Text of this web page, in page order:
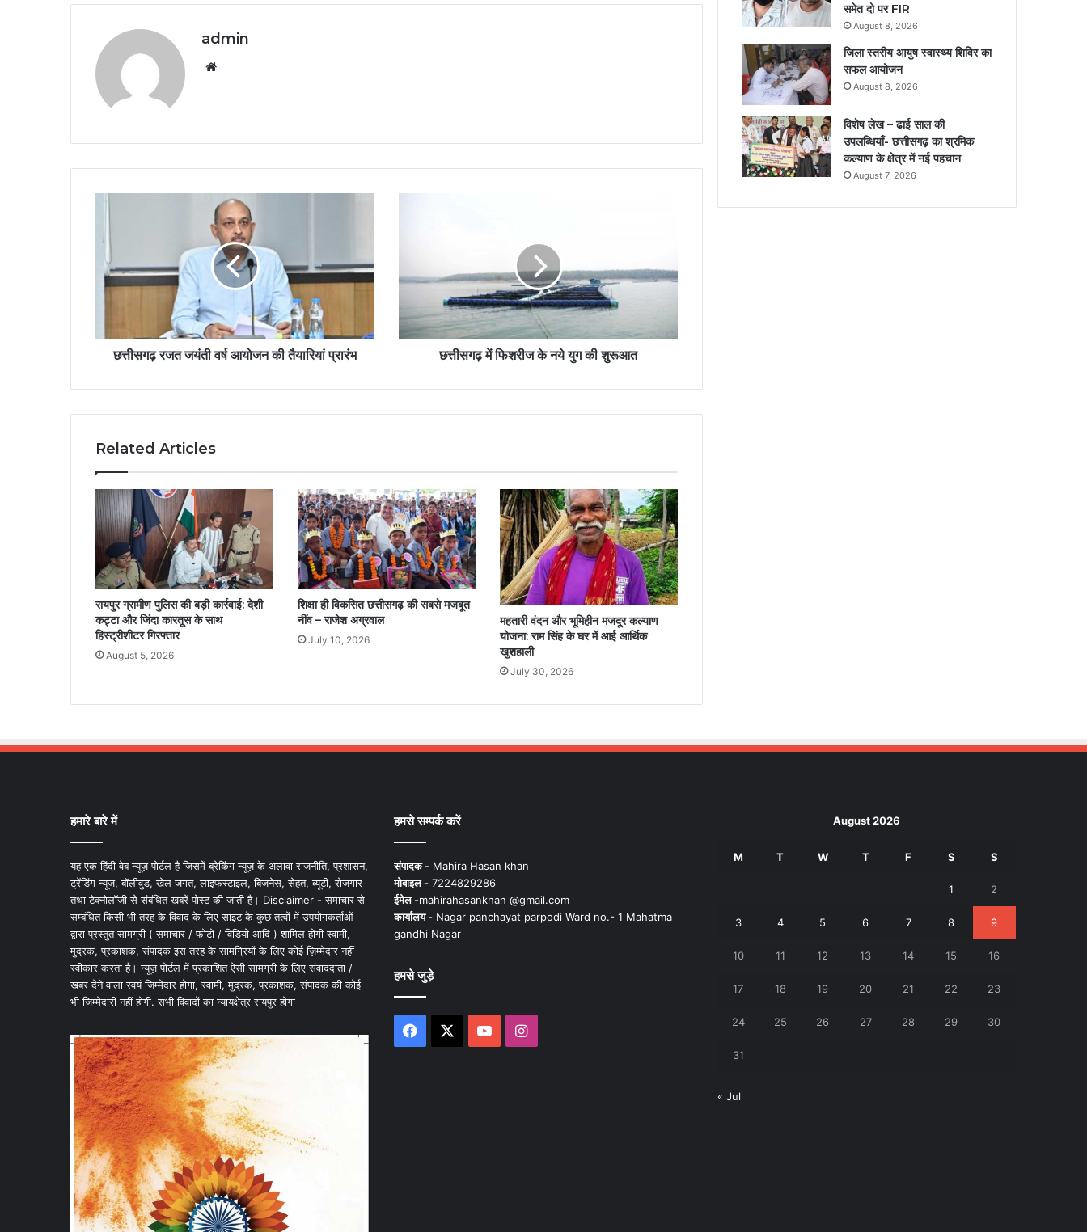
admin
छत्तीसगढ़ रजत जयंती वर्ष आयोजन की तैयारियां प्रारंभ छत्तीसगढ़ में फिशरीज के नये युग की शुरूआत
Related Articles
रायपुर ग्रामीण पुलिस की बड़ी कार्रवाई: देशी
कट्टा और जिंदा कारतूस के साथ
हिस्ट्रीशीटर गिरफ्तार
August 5, 2026
शिक्षा ही विकसित छत्तीसगढ़ की सबसे मजबूत
नींव – राजेश अग्रवाल
July 10, 2026
महतारी वंदन और भूमिहीन मजदूर कल्याण
योजना: राम सिंह के घर में आई आर्थिक
खुशहाली
July 30, 2026
समेत दो पर FIR
August 8, 2026
जिला स्तरीय आयुष स्वास्थ्य शिविर का
सफल आयोजन
August 8, 2026
विशेष लेख – ढाई साल की
उपलब्धियाँ- छत्तीसगढ़ का श्रमिक
कल्याण के क्षेत्र में नई पहचान
August 7, 2026
हमारे बारे में
यह एक हिंदी वेब न्यूज़ पोर्टल है जिसमें ब्रेकिंग न्यूज़ के अलावा राजनीति, प्रशासन,
ट्रेंडिंग न्यूज, बॉलीवुड, खेल जगत, लाइफस्टाइल, बिजनेस, सेहत, ब्यूटी, रोजगार
तथा टेक्नोलॉजी से संबंधित खबरें पोस्ट की जाती है। Disclaimer - समाचार से
सम्बंधित किसी भी तरह के विवाद के लिए साइट के कुछ तत्वों में उपयोगकर्ताओं
द्वारा प्रस्तुत सामग्री ( समाचार / फोटो / विडियो आदि ) शामिल होगी स्वामी,
मुद्रक, प्रकाशक, संपादक इस तरह के सामग्रियों के लिए कोई ज़िम्मेदार नहीं
स्वीकार करता है। न्यूज़ पोर्टल में प्रकाशित ऐसी सामग्री के लिए संवाददाता /
खबर देने वाला स्वयं जिम्मेदार होगा, स्वामी, मुद्रक, प्रकाशक, संपादक की कोई
भी जिम्मेदारी नहीं होगी. सभी विवादों का न्यायक्षेत्र रायपुर होगा
हमसे सम्पर्क करें
संपादक -Mahira Hasan khan
मोबाइल -7224829286
ईमेल -mahirahasankhan @gmail.com
कार्यालय -Nagar panchayat parpodi Ward no.- 1 Mahatma
gandhi Nagar
हमसे जुड़े
Facebook YouTubeInstagram
August 2026
M T W T F S S
1 2
3 4 5 6 7 8 9
10 11 12 13 14 15 16
17 18 19 20 21 22 23
24 25 26 27 28 29 30
31
« Jul